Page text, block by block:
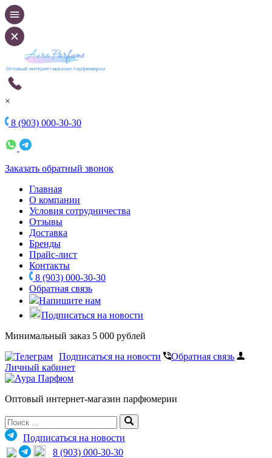
×
8 (903) 000-30-30
Заказать обратный звонок
Главная
О компании
Условия сотрудничества
Отзывы
Доставка
Бренды
Прайс-лист
Контакты
8 (903) 000-30-30
Обратная связь
Напишите нам
Подписаться на новости
Минимальный заказ 5 000 рублей
Подписаться на новости
Обратная связь
Личный кабинет
Оптовый интернет-магазин парфюмерии
Подписаться на новости
8 (903) 000-30-30